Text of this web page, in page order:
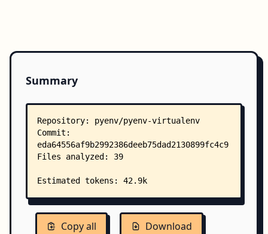
Summary
Copy all Download